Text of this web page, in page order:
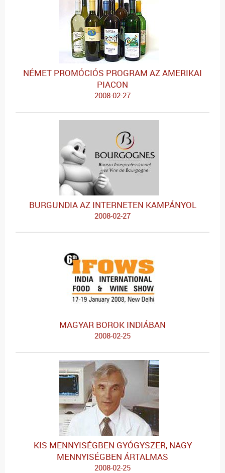
NÉMET PROMÓCIÓS PROGRAM AZ AMERIKAI
PIACON
2008-02-27
BURGUNDIA AZ INTERNETEN KAMPÁNYOL
2008-02-27
MAGYAR BOROK INDIÁBAN
2008-02-25
KIS MENNYISÉGBEN GYÓGYSZER, NAGY
MENNYISÉGBEN ÁRTALMAS
2008-02-25